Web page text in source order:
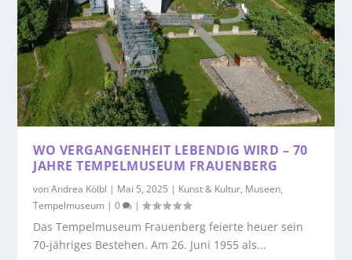
WO VERGANGENHEIT LEBENDIG WIRD – 70
JAHRE TEMPELMUSEUM FRAUENBERG
vonAndrea Kölbl | Mai 5, 2025 | Kunst & Kultur, Museen,
Tempelmuseum |0 |
Das Tempelmuseum Frauenberg feierte heuer sein
70-jähriges Bestehen. Am 26. Juni 1955 als...